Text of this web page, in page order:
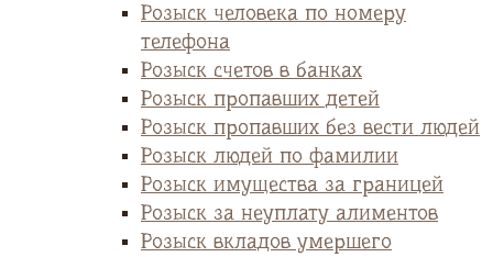
Розыск человека по номеру
телефона
Розыск счетов в банках
Розыск пропавших детей
Розыск пропавших без вести людей
Розыск людей по фамилии
Розыск имущества за границей
Розыск за неуплату алиментов
Розыск вкладов умершего